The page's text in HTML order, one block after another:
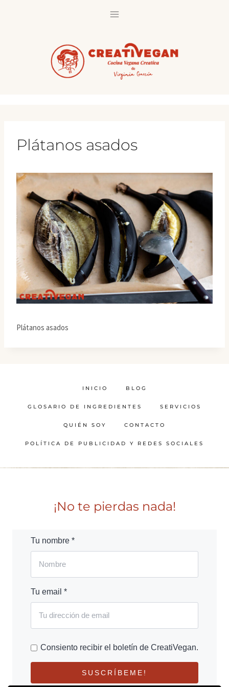
Plátanos asados
Plátanos asados
INICIO BLOG
GLOSARIO DE INGREDIENTES SERVICIOS
QUIÉN SOY CONTACTO
POLÍTICA DE PUBLICIDAD Y REDES SOCIALES
¡No te pierdas nada!
Tu nombre *
Tu email *
Consiento recibir el boletín de CreatiVegan.
SUSCRÍBEME!